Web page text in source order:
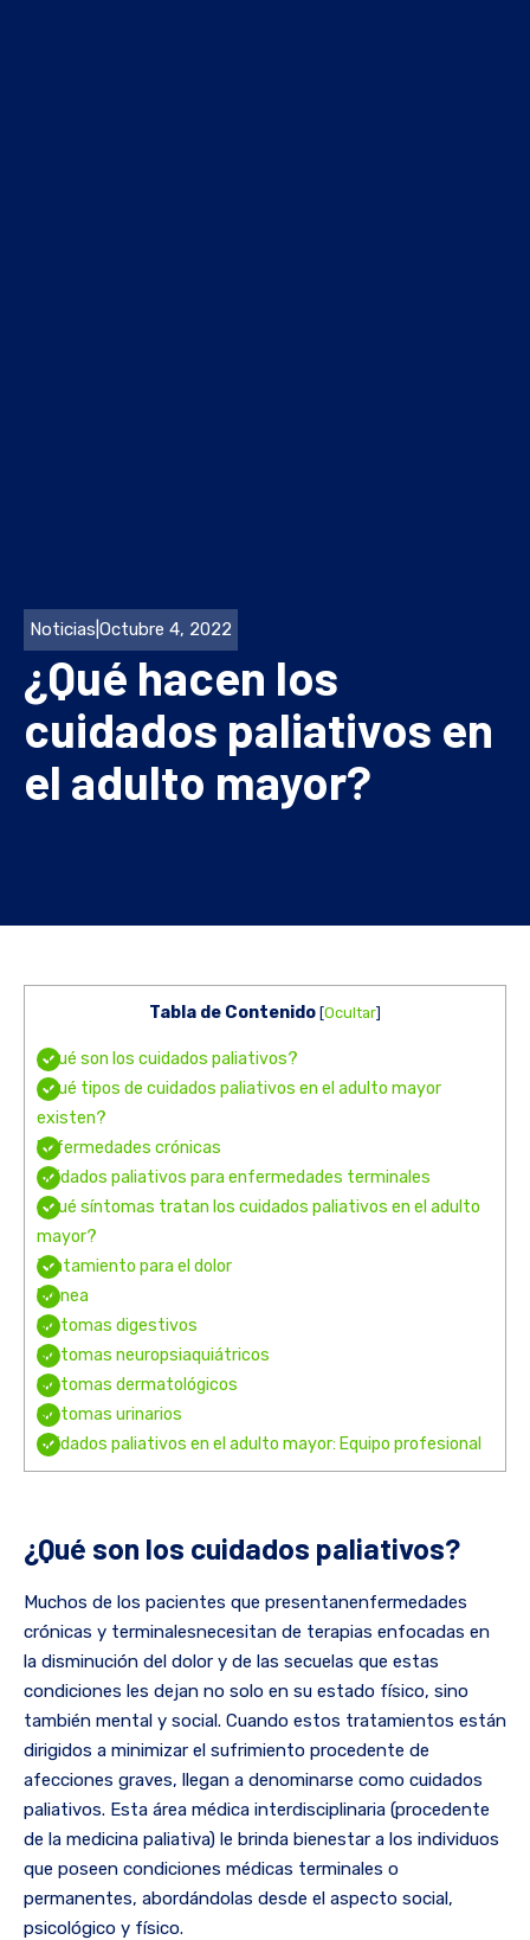
Noticias Octubre 4, 2022
¿Qué hacen los
cuidados paliativos en
el adulto mayor?
Tabla de Contenido [Ocultar]
¿Qué son los cuidados paliativos?
¿Qué tipos de cuidados paliativos en el adulto mayor
existen?
Enfermedades crónicas
Cuidados paliativos para enfermedades terminales
¿Qué síntomas tratan los cuidados paliativos en el adulto
mayor?
Tratamiento para el dolor
Disnea
Síntomas digestivos
Síntomas neuropsiaquiátricos
Síntomas dermatológicos
Síntomas urinarios
Cuidados paliativos en el adulto mayor: Equipo profesional
¿Qué son los cuidados paliativos?
Muchos de los pacientes que presentanenfermedades
crónicas y terminalesnecesitan de terapias enfocadas en
la disminución del dolor y de las secuelas que estas
condiciones les dejan no solo en su estado físico, sino
también mental y social. Cuando estos tratamientos están
dirigidos a minimizar el sufrimiento procedente de
afecciones graves, llegan a denominarse como cuidados
paliativos. Esta área médica interdisciplinaria (procedente
de la medicina paliativa) le brinda bienestar a los individuos
que poseen condiciones médicas terminales o
permanentes, abordándolas desde el aspecto social,
psicológico y físico.